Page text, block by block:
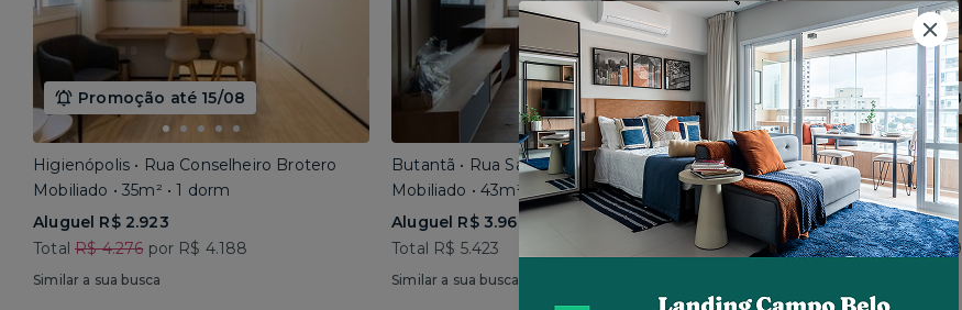
Promoção até 15/08
Higienópolis • Rua Conselheiro Brotero
Mobiliado • 35m² • 1 dorm
Aluguel R$ 2.923
TotalR$ 4.276por R$ 4.188
Similar a sua busca
Butantã • Rua Sapetuba
Mobiliado • 43m² • 2 dorms
Aluguel R$ 3.966
Total R$ 5.423
Similar a sua busca
Promoção até 15/08
Aclimação • Rua Topázio
Mobiliado • 33m² • Studio
Aluguel R$ 2.099
TotalR$ 4.590por R$ 3.719